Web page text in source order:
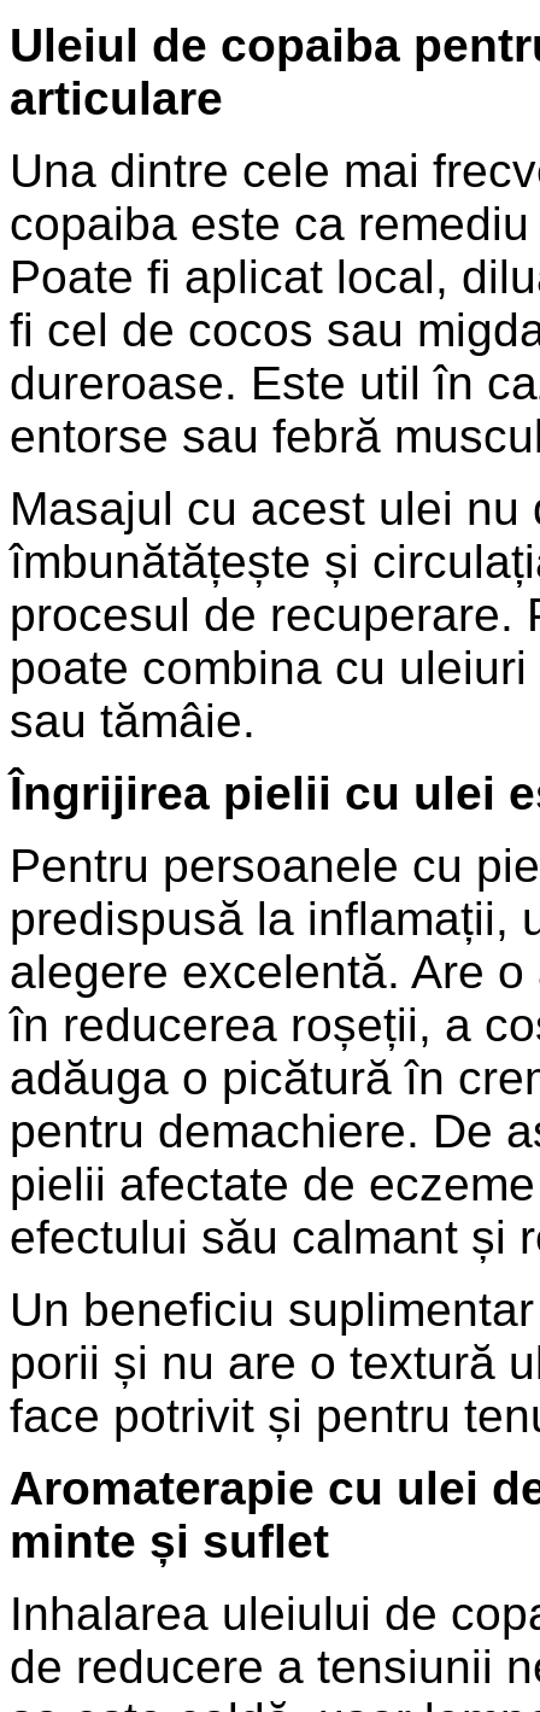
Uleiul de copaiba
articulare
Una dintre cele mai
copaiba este ca
Poate fi aplicat local,
fi cel de cocos sau
dureroase. Este util în
entorse sau febră
Masajul cu acest ulei
îmbunătățește și
procesul de recuperare.
poate combina cu
sau tămâie.
Îngrijirea pielii cu ulei
Pentru persoanele cu
predispusă la inflamații,
alegere excelentă. Are
în reducerea roșeții, a
adăuga o picătură în
pentru demachiere. De
pielii afectate de
efectului său calmant și
Un beneficiu
porii și nu are o textură
face potrivit și pentru
Aromaterapie cu ulei
minte și suflet
Inhalarea uleiului de
de reducere a tensiunii